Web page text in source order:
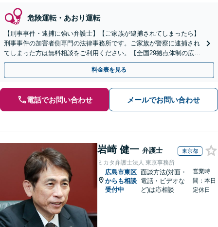
危険運転・あおり運転
【刑事事件・逮捕に強い弁護士】【ご家族が逮捕されてしまったら】
刑事事件の加害者側専門の法律事務所です。ご家族が警察に逮捕され
てしまった方は無料相談をご利用ください。【全国29拠点体制の広域
対応】【弁護士待機中/当日中の電話相談可(予約制)】
料金表を見る
電話でお問い合わせ メールでお問い合わせ
岩崎 健一 弁護士 東京都
ミカタ弁護士法人 東京事務所
広島市東区
からも相談
受付中
面談方法(対面・
電話・ビデオな
ど)は応相談
営業時
間：本日
定休日